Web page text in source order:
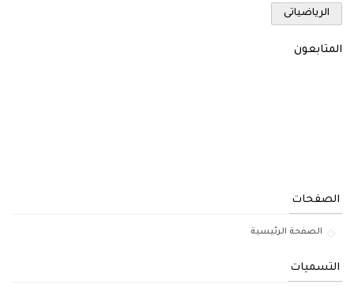
الرياضياتى
المتابعون
الصفحات
الصفحة الرئيسية
التسميات